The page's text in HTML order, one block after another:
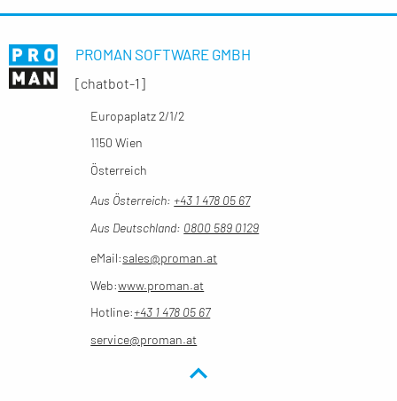
PROMAN SOFTWARE GMBH
[chatbot-1]
Europaplatz 2/1/2
1150 Wien
Österreich
Aus Österreich: +43 1 478 05 67
Aus Deutschland: 0800 589 0129
eMail:sales@proman.at
Web:www.proman.at
Hotline:+43 1 478 05 67
service@proman.at